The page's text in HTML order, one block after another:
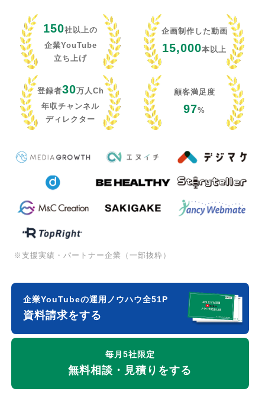
150社以上の
企業YouTube
立ち上げ
企画制作した動画
15,000本以上
登録者30万人Ch
年収チャンネル
ディレクター
顧客満足度
97%
※支援実績・パートナー企業（一部抜粋）
企業YouTubeの運用ノウハウ全51P
資料請求をする
毎月5社限定
無料相談・見積りをする